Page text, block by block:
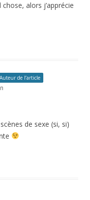
alors j’apprécie
Auteur de l’article
de sexe (si, si)